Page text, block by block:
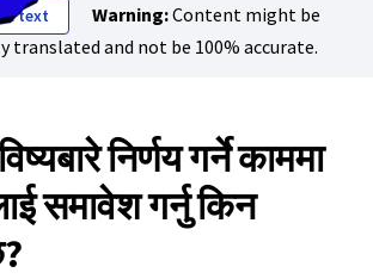
text Warning:Content might be
translated and not be 100% accurate.
निर्णय गर्ने काममा
समावेश गर्नु किन